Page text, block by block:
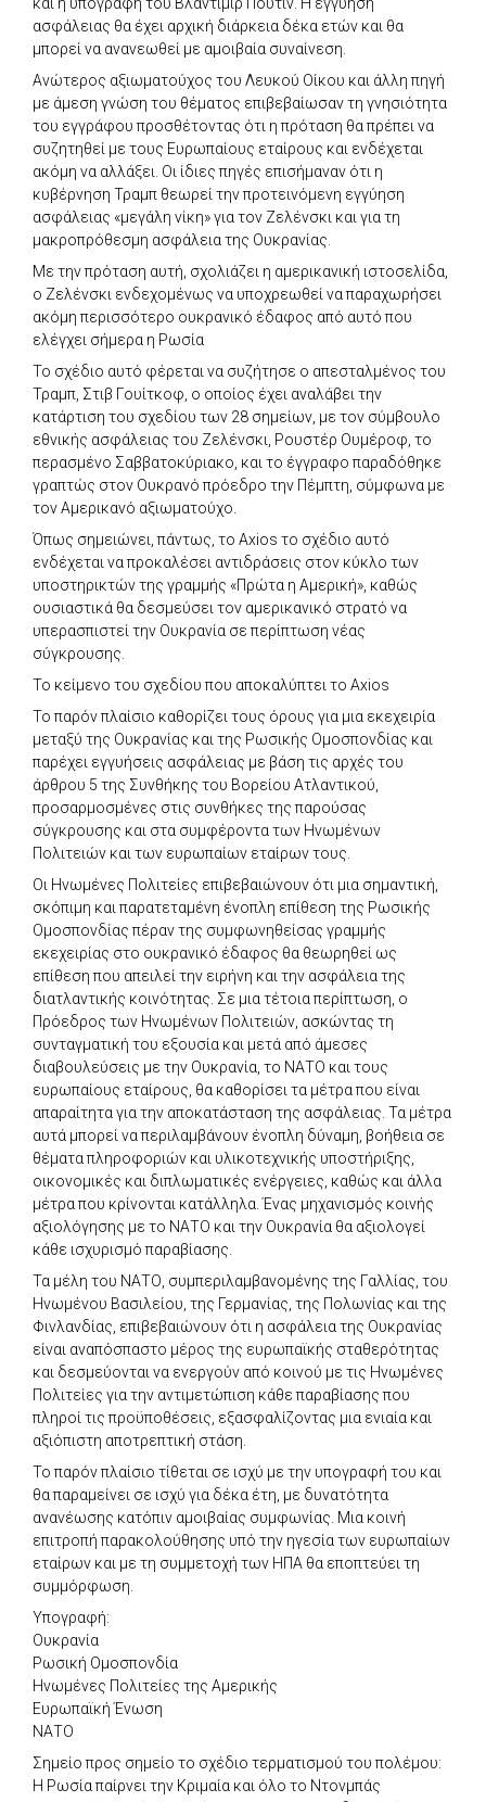
ασφάλειας θα έχει αρχική διάρκεια δέκα ετών και θα
μπορεί να ανανεωθεί με αμοιβαία συναίνεση.
Ανώτερος αξιωματούχος του Λευκού Οίκου και άλλη πηγή
με άμεση γνώση του θέματος επιβεβαίωσαν τη γνησιότητα
του εγγράφου προσθέτοντας ότι η πρόταση θα πρέπει να
συζητηθεί με τους Ευρωπαίους εταίρους και ενδέχεται
ακόμη να αλλάξει. Οι ίδιες πηγές επισήμαναν ότι η
κυβέρνηση Τραμπ θεωρεί την προτεινόμενη εγγύηση
ασφάλειας «μεγάλη νίκη» για τον Ζελένσκι και για τη
μακροπρόθεσμη ασφάλεια της Ουκρανίας.
Με την πρόταση αυτή, σχολιάζει η αμερικανική ιστοσελίδα,
ο Ζελένσκι ενδεχομένως να υποχρεωθεί να παραχωρήσει
ακόμη περισσότερο ουκρανικό έδαφος από αυτό που
ελέγχει σήμερα η Ρωσία
Το σχέδιο αυτό φέρεται να συζήτησε ο απεσταλμένος του
Τραμπ, Στιβ Γουίτκοφ, ο οποίος έχει αναλάβει την
κατάρτιση του σχεδίου των 28 σημείων, με τον σύμβουλο
εθνικής ασφάλειας του Ζελένσκι, Ρουστέρ Ουμέροφ, το
περασμένο Σαββατοκύριακο, και το έγγραφο παραδόθηκε
γραπτώς στον Ουκρανό πρόεδρο την Πέμπτη, σύμφωνα με
τον Αμερικανό αξιωματούχο.
Όπως σημειώνει, πάντως, το Axios το σχέδιο αυτό
ενδέχεται να προκαλέσει αντιδράσεις στον κύκλο των
υποστηρικτών της γραμμής «Πρώτα η Αμερική», καθώς
ουσιαστικά θα δεσμεύσει τον αμερικανικό στρατό να
υπερασπιστεί την Ουκρανία σε περίπτωση νέας
σύγκρουσης.
Το κείμενο του σχεδίου που αποκαλύπτει το Axios
Το παρόν πλαίσιο καθορίζει τους όρους για μια εκεχειρία
μεταξύ της Ουκρανίας και της Ρωσικής Ομοσπονδίας και
παρέχει εγγυήσεις ασφάλειας με βάση τις αρχές του
άρθρου 5 της Συνθήκης του Βορείου Ατλαντικού,
προσαρμοσμένες στις συνθήκες της παρούσας
σύγκρουσης και στα συμφέροντα των Ηνωμένων
Πολιτειών και των ευρωπαίων εταίρων τους.
Οι Ηνωμένες Πολιτείες επιβεβαιώνουν ότι μια σημαντική,
σκόπιμη και παρατεταμένη ένοπλη επίθεση της Ρωσικής
Ομοσπονδίας πέραν της συμφωνηθείσας γραμμής
εκεχειρίας στο ουκρανικό έδαφος θα θεωρηθεί ως
επίθεση που απειλεί την ειρήνη και την ασφάλεια της
διατλαντικής κοινότητας. Σε μια τέτοια περίπτωση, ο
Πρόεδρος των Ηνωμένων Πολιτειών, ασκώντας τη
συνταγματική του εξουσία και μετά από άμεσες
διαβουλεύσεις με την Ουκρανία, το ΝΑΤΟ και τους
ευρωπαίους εταίρους, θα καθορίσει τα μέτρα που είναι
απαραίτητα για την αποκατάσταση της ασφάλειας. Τα μέτρα
αυτά μπορεί να περιλαμβάνουν ένοπλη δύναμη, βοήθεια σε
θέματα πληροφοριών και υλικοτεχνικής υποστήριξης,
οικονομικές και διπλωματικές ενέργειες, καθώς και άλλα
μέτρα που κρίνονται κατάλληλα. Ένας μηχανισμός κοινής
αξιολόγησης με το ΝΑΤΟ και την Ουκρανία θα αξιολογεί
κάθε ισχυρισμό παραβίασης.
Τα μέλη του ΝΑΤΟ, συμπεριλαμβανομένης της Γαλλίας, του
Ηνωμένου Βασιλείου, της Γερμανίας, της Πολωνίας και της
Φινλανδίας, επιβεβαιώνουν ότι η ασφάλεια της Ουκρανίας
είναι αναπόσπαστο μέρος της ευρωπαϊκής σταθερότητας
και δεσμεύονται να ενεργούν από κοινού με τις Ηνωμένες
Πολιτείες για την αντιμετώπιση κάθε παραβίασης που
πληροί τις προϋποθέσεις, εξασφαλίζοντας μια ενιαία και
αξιόπιστη αποτρεπτική στάση.
Το παρόν πλαίσιο τίθεται σε ισχύ με την υπογραφή του και
θα παραμείνει σε ισχύ για δέκα έτη, με δυνατότητα
ανανέωσης κατόπιν αμοιβαίας συμφωνίας. Μια κοινή
επιτροπή παρακολούθησης υπό την ηγεσία των ευρωπαίων
εταίρων και με τη συμμετοχή των ΗΠΑ θα εποπτεύει τη
συμμόρφωση.
Υπογραφή:
Ουκρανία
Ρωσική Ομοσπονδία
Ηνωμένες Πολιτείες της Αμερικής
Ευρωπαϊκή Ένωση
ΝΑΤΟ
Σημείο προς σημείο το σχέδιο τερματισμού του πολέμου:
Η Ρωσία παίρνει την Κριμαία και όλο το Ντονμπάς